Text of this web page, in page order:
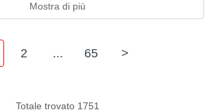
Mostra di più
2 ... 65 >
Totale trovato 1751